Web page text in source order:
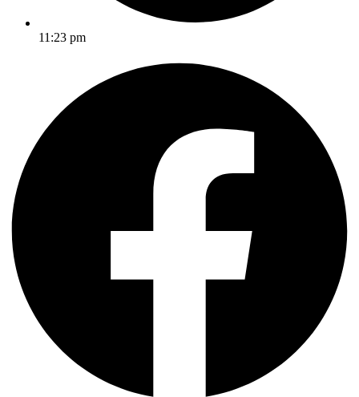
11:23 pm